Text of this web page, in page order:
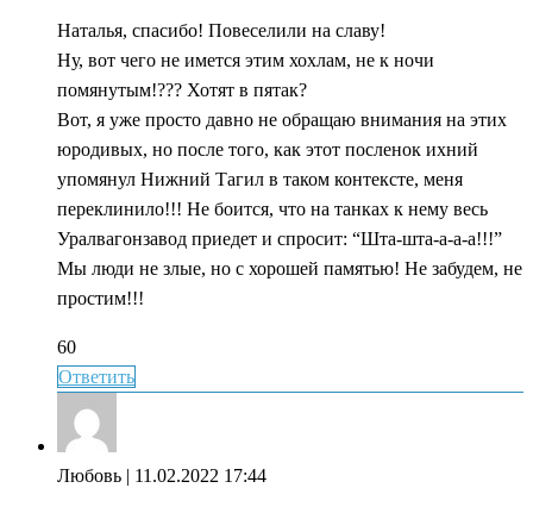
Наталья, спасибо! Повеселили на славу!
Ну, вот чего не имется этим хохлам, не к ночи
помянутым!??? Хотят в пятак?
Вот, я уже просто давно не обращаю внимания на этих
юродивых, но после того, как этот посленок ихний
упомянул Нижний Тагил в таком контексте, меня
переклинило!!! Не боится, что на танках к нему весь
Уралвагонзавод приедет и спросит: “Шта-шта-а-а-а!!!”
Мы люди не злые, но с хорошей памятью! Не забудем, не
простим!!!
60
Ответить
Любовь | 11.02.2022 17:44